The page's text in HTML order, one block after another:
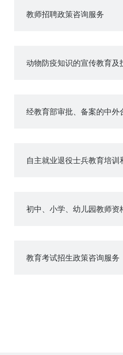
教师招聘政策咨询服务
动物防疫知识的宣传教育及
初中、小学、幼儿园教师资
教育考试招生政策咨询服务